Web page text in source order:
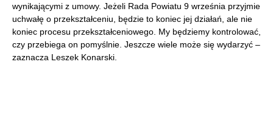
wynikającymi z umowy. Jeżeli Rada Powiatu 9 września przyjmie
uchwałę o przekształceniu, będzie to koniec jej działań, ale nie
koniec procesu przekształceniowego. My będziemy kontrolować,
czy przebiega on pomyślnie. Jeszcze wiele może się wydarzyć –
zaznacza Leszek Konarski.